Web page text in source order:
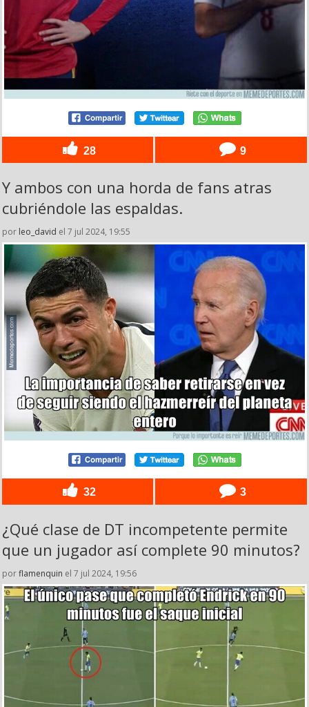
28 9
Y ambos con una horda de fans atras
cubriéndole las espaldas.
por leo_david el 7 jul 2024, 19:55
32 3
¿Qué clase de DT incompetente permite
que un jugador así complete 90 minutos?
porflamenquin el 7 jul 2024, 19:56